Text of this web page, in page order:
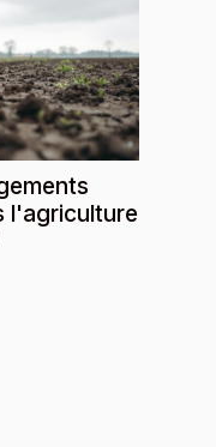
l'agriculture